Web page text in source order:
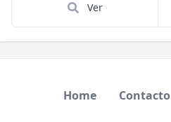
Ver
Home Contacto